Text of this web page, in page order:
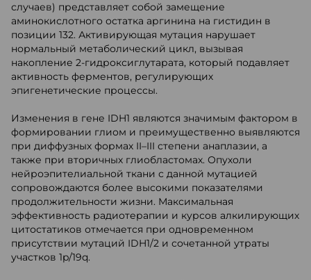
случаев) представляет собой замещение
аминокислотного остатка аргинина на гистидин в
позиции 132. Активирующая мутация нарушает
нормальный метаболический цикл, вызывая
накопление 2-гидроксиглутарата, который подавляет
активность ферментов, регулирующих
эпигенетические процессы.
Изменения в гене IDH1 являются значимым фактором в
формировании глиом и преимущественно выявляются
при диффузных формах II–III степени анаплазии, а
также при вторичных глиобластомах. Опухоли
нейроэпителиальной ткани с данной мутацией
сопровождаются более высокими показателями
продолжительности жизни. Максимальная
эффективность радиотерапии и курсов алкилирующих
цитостатиков отмечается при одновременном
присутствии мутаций IDH1/2 и сочетанной утраты
участков 1p/19q.